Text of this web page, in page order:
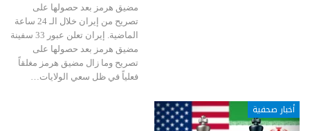
مضيق هرمز بعد حصولها على
تصريح من إيران خلال الـ 24 ساعة
الماضية. إيران تعلن عبور 33 سفينة
مضيق هرمز بعد حصولها على
تصريح وما زال مضيق هرمز مغلقاً
فعلياً في ظل سعي الولايات…
أخبار صحفية